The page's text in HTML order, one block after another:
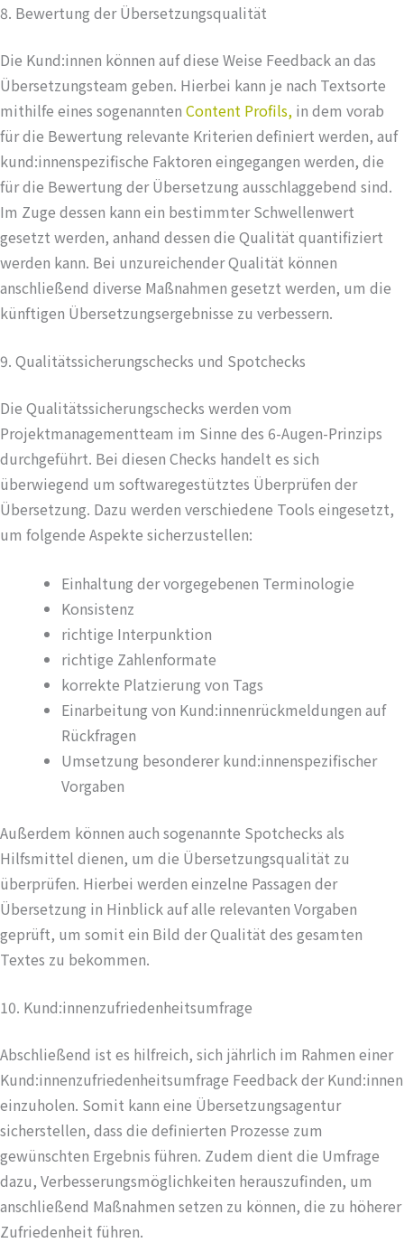
8. Bewertung der Übersetzungsqualität
Die Kund:innen können auf diese Weise Feedback an das
Übersetzungsteam geben. Hierbei kann je nach Textsorte
mithilfe eines sogenannten Content Profils, in dem vorab
für die Bewertung relevante Kriterien definiert werden, auf
kund:innenspezifische Faktoren eingegangen werden, die
für die Bewertung der Übersetzung ausschlaggebend sind.
Im Zuge dessen kann ein bestimmter Schwellenwert
gesetzt werden, anhand dessen die Qualität quantifiziert
werden kann. Bei unzureichender Qualität können
anschließend diverse Maßnahmen gesetzt werden, um die
künftigen Übersetzungsergebnisse zu verbessern.
9. Qualitätssicherungschecks und Spotchecks
Die Qualitätssicherungschecks werden vom
Projektmanagementteam im Sinne des 6-Augen-Prinzips
durchgeführt. Bei diesen Checks handelt es sich
überwiegend um softwaregestütztes Überprüfen der
Übersetzung. Dazu werden verschiedene Tools eingesetzt,
um folgende Aspekte sicherzustellen:
Einhaltung der vorgegebenen Terminologie
Konsistenz
richtige Interpunktion
richtige Zahlenformate
korrekte Platzierung von Tags
Einarbeitung von Kund:innenrückmeldungen auf
Rückfragen
Umsetzung besonderer kund:innenspezifischer
Vorgaben
Außerdem können auch sogenannte Spotchecks als
Hilfsmittel dienen, um die Übersetzungsqualität zu
überprüfen. Hierbei werden einzelne Passagen der
Übersetzung in Hinblick auf alle relevanten Vorgaben
geprüft, um somit ein Bild der Qualität des gesamten
Textes zu bekommen.
10. Kund:innenzufriedenheitsumfrage
Abschließend ist es hilfreich, sich jährlich im Rahmen einer
Kund:innenzufriedenheitsumfrage Feedback der Kund:innen
einzuholen. Somit kann eine Übersetzungsagentur
sicherstellen, dass die definierten Prozesse zum
gewünschten Ergebnis führen. Zudem dient die Umfrage
dazu, Verbesserungsmöglichkeiten herauszufinden, um
anschließend Maßnahmen setzen zu können, die zu höherer
Zufriedenheit führen.